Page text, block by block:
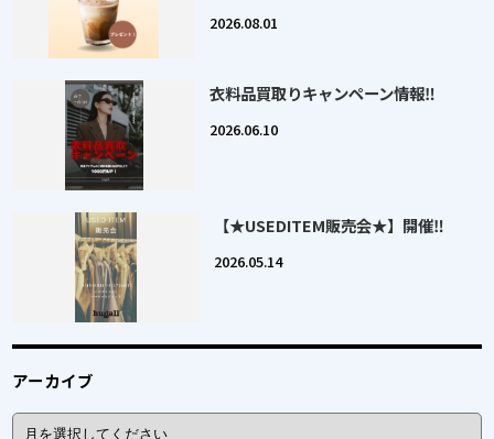
2026.08.01
衣料品買取りキャンペーン情報‼
2026.06.10
【★USEDITEM販売会★】開催‼
2026.05.14
アーカイブ